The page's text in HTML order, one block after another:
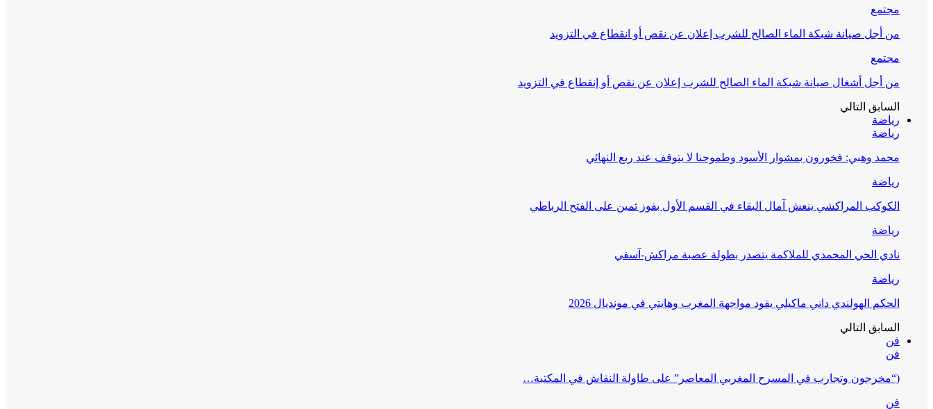
مجتمع
من أجل صيانة شبكة الماء الصالح للشرب إعلان عن نقص أو انقطاع في التزويد
مجتمع
من أجل أشغال صيانة شبكة الماء الصالح للشرب إعلان عن نقص أو إنقطاع في التزويد
السابق التالي
رياضة
رياضة
محمد وهبي: فخورون بمشوار الأسود وطموحنا لا يتوقف عند ربع النهائي
رياضة
الكوكب المراكشي ينعش آمال البقاء في القسم الأول بفوز ثمين على الفتح الرباطي
رياضة
نادي الحي المحمدي للملاكمة يتصدر بطولة عصبة مراكش-آسفي
رياضة
الحكم الهولندي داني ماكيلي يقود مواجهة المغرب وهايتي في مونديال 2026
السابق التالي
فن
فن
(“مخرجون وتجارب في المسرح المغربي المعاصر” على طاولة النقاش في المكتبة…
فن